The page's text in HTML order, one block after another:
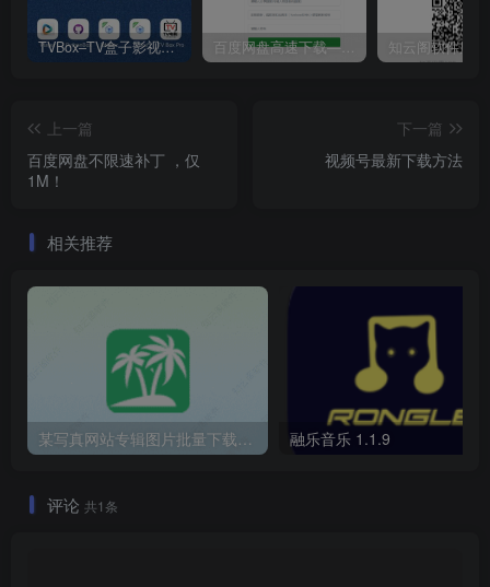
TVBox–TV盒子影视神器【附视频源和下载地址】【附自带源软件】 百度网盘高速下载——解析站点汇总
上一篇
百度网盘不限速补丁 ，仅
1M！
下一篇
视频号最新下载方法
相关推荐
某写真网站专辑图片批量下载工具 融乐音乐 1.1.9
评论 共1条